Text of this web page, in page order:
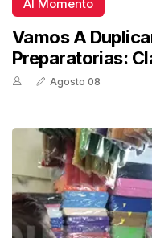
Al Momento
Vamos A
Preparatorias:
Agosto 08